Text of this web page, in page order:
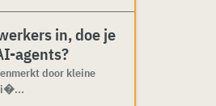
in, doe je
agents?
door kleine